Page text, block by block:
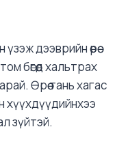
дээврийн өрөө
бөгөөд хальтрах
Өрөө тань хагас
хүүхдүүдийнхээ
зүйтэй.